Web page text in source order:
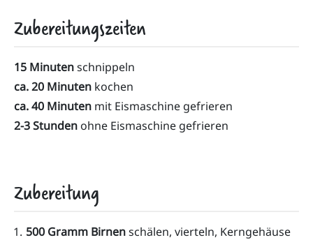
Zubereitungszeiten
15 Minutenschnippeln
ca. 20 Minuten kochen
ca. 40 Minuten mit Eismaschine gefrieren
2-3 Stunden ohne Eismaschine gefrieren
Zubereitung
500 Gramm Birnen schälen, vierteln, Kerngehäuse